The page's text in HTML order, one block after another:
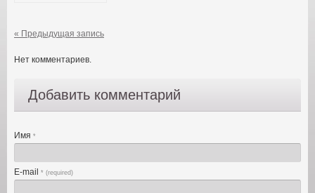
« Предыдущая запись
Нет комментариев.
Добавить комментарий
Имя *
E-mail * (required)